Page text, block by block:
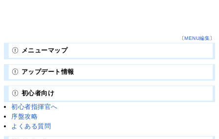
〔MENU編集〕
メニューマップ
アップデート情報
初心者向け
初心者指揮官へ
序盤攻略
よくある質問